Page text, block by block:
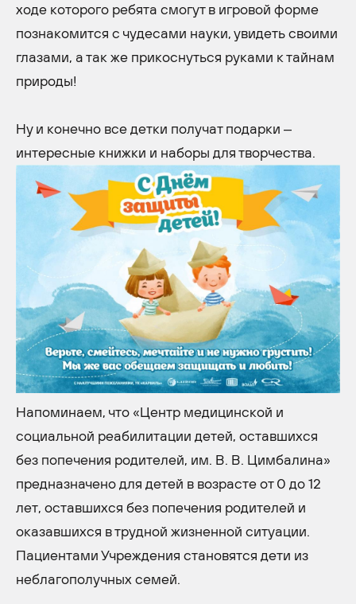
ходе которого ребята смогут в игровой форме
познакомится с чудесами науки, увидеть своими
глазами, а так же прикоснуться руками к тайнам
природы!
Ну и конечно все детки получат подарки –
интересные книжки и наборы для творчества.
Напоминаем, что «Центр медицинской и
социальной реабилитации детей, оставшихся
без попечения родителей, им. В. В. Цимбалина»
предназначено для детей в возрасте от 0 до 12
лет, оставшихся без попечения родителей и
оказавшихся в трудной жизненной ситуации.
Пациентами Учреждения становятся дети из
неблагополучных семей.